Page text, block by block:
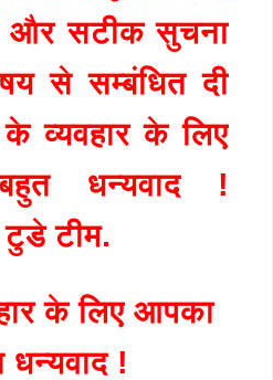
और सटीक सुचना
से सम्बंधित दी
व्यवहार के लिए
धन्यवाद !
टुडे टीम.
के लिए आपका
!